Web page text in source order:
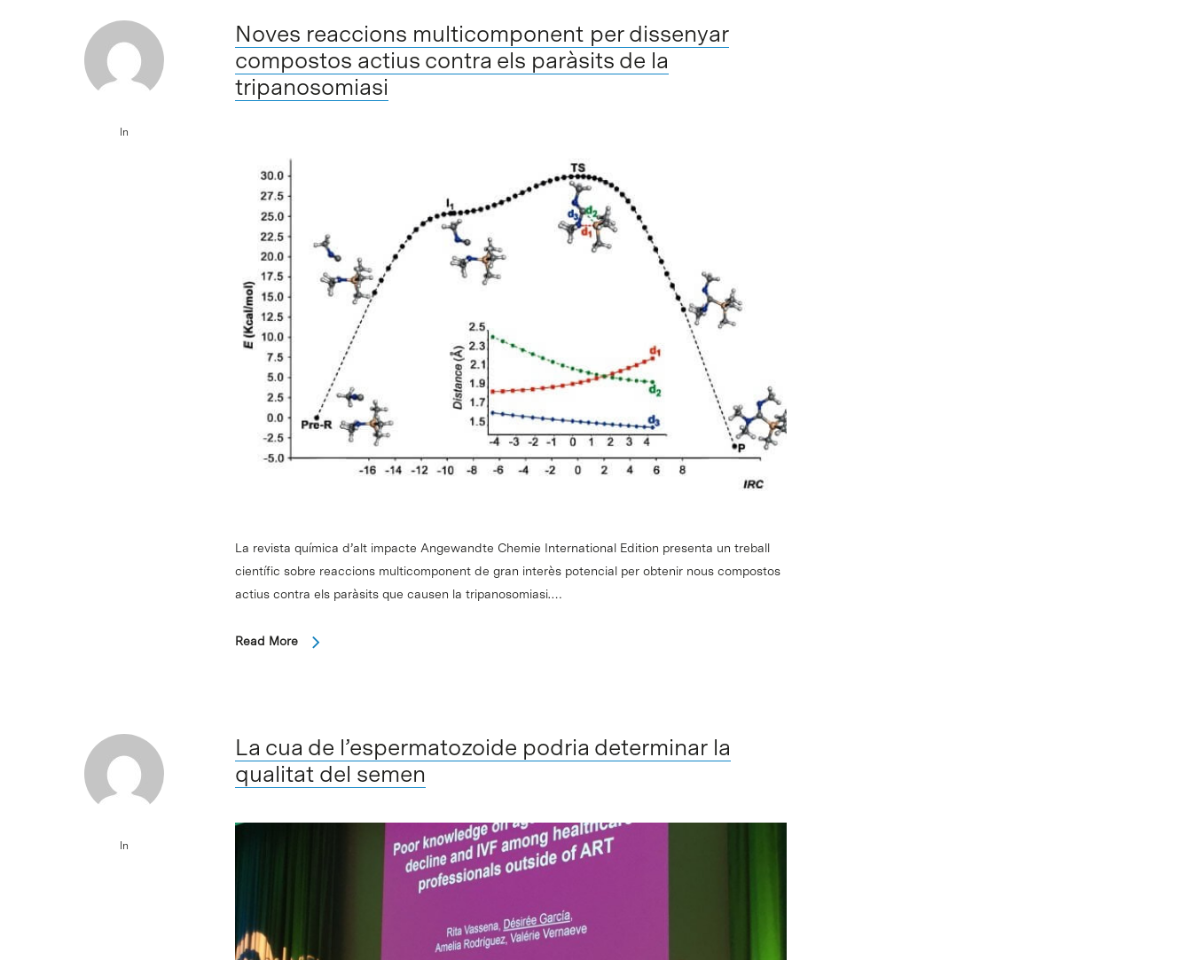
In
Noves reaccions multicomponent per dissenyar
compostos actius contra els paràsits de la
tripanosomiasi
La revista química d’alt impacte Angewandte Chemie International Edition presenta un treball
científic sobre reaccions multicomponent de gran interès potencial per obtenir nous compostos
actius contra els paràsits que causen la tripanosomiasi.…
Read More
In
La cua de l’espermatozoide podria determinar la
qualitat del semen